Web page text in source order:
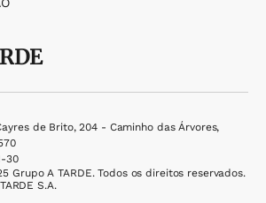
de Brito, 204 - Caminho das Árvores,
30
Grupo A TARDE. Todos os direitos reservados.
S.A.